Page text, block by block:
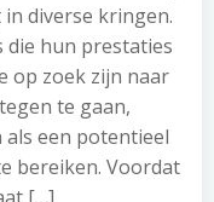
diverse kringen.
die hun prestaties
op zoek zijn naar
te gaan,
een potentieel
bereiken. Voordat